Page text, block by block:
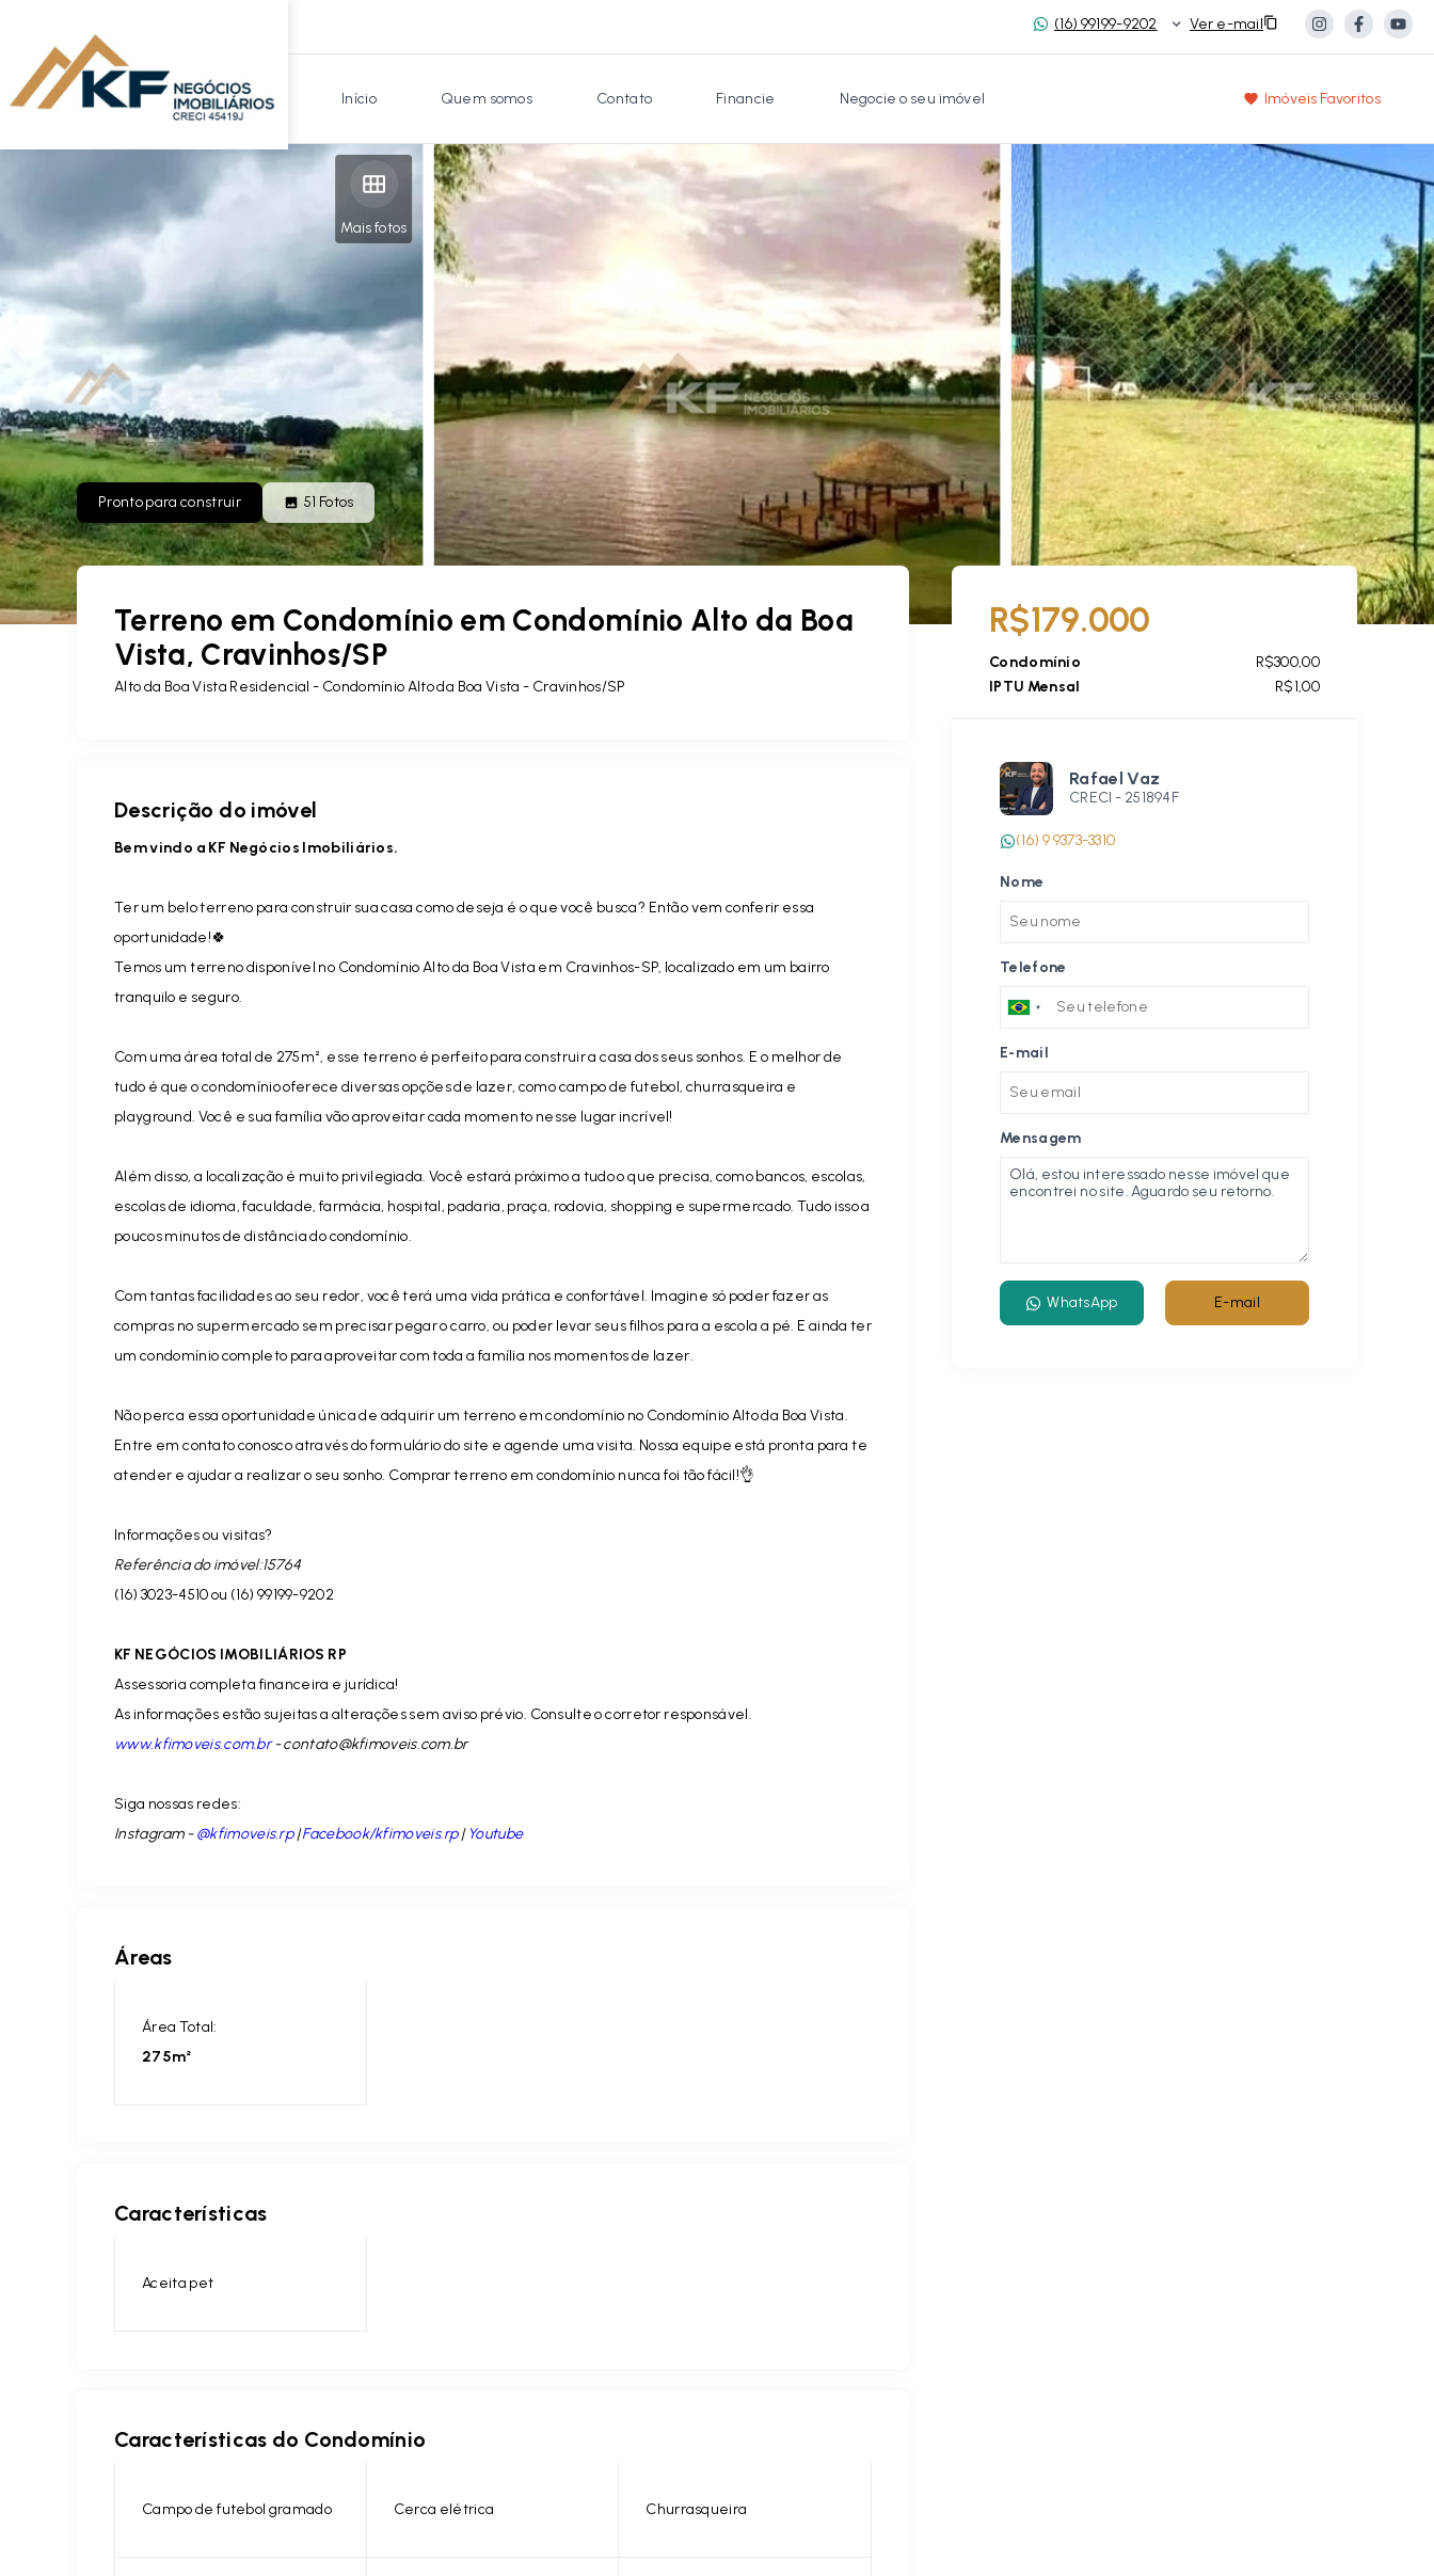
(16) 99199-9202 Ver e-mail
Início Quem somos Contato Financie Negocie o seu imóvel Imóveis Favoritos
Mais fotos
Pronto para construir 51 Fotos
Terreno em Condomínio em Condomínio Alto da Boa
Vista, Cravinhos/SP
Alto da Boa Vista Residencial - Condomínio Alto da Boa Vista - Cravinhos/SP
Descrição do imóvel
Bem vindo a KF Negócios Imobiliários.
Ter um belo terreno para construir sua casa como deseja é o que você busca? Então vem conferir essa
oportunidade!🍀
Temos um terreno disponível no Condomínio Alto da Boa Vista em Cravinhos-SP, localizado em um bairro
tranquilo e seguro.
Com uma área total de 275m², esse terreno é perfeito para construir a casa dos seus sonhos. E o melhor de
tudo é que o condomínio oferece diversas opções de lazer, como campo de futebol, churrasqueira e
playground. Você e sua família vão aproveitar cada momento nesse lugar incrível!
Além disso, a localização é muito privilegiada. Você estará próximo a tudo o que precisa, como bancos, escolas,
escolas de idioma, faculdade, farmácia, hospital, padaria, praça, rodovia, shopping e supermercado. Tudo isso a
poucos minutos de distância do condomínio.
Com tantas facilidades ao seu redor, você terá uma vida prática e confortável. Imagine só poder fazer as
compras no supermercado sem precisar pegar o carro, ou poder levar seus filhos para a escola a pé. E ainda ter
um condomínio completo para aproveitar com toda a família nos momentos de lazer.
Não perca essa oportunidade única de adquirir um terreno em condomínio no Condomínio Alto da Boa Vista.
Entre em contato conosco através do formulário do site e agende uma visita. Nossa equipe está pronta para te
atender e ajudar a realizar o seu sonho. Comprar terreno em condomínio nunca foi tão fácil!👌
Informações ou visitas?
Referência do imóvel:15764
(16) 3023-4510 ou (16) 99199-9202
KF NEGÓCIOS IMOBILIÁRIOS RP
Assessoria completa financeira e jurídica!
As informações estão sujeitas a alterações sem aviso prévio. Consulte o corretor responsável.
www.kfimoveis.com.br-contato@kfimoveis.com.br
Siga nossas redes:
Instagram -@kfimoveis.rp|Facebook/kfimoveis.rp| Youtube
Áreas
Área Total:
275m²
Características
Aceita pet
Características do Condomínio
Campo de futebol gramado Cerca elétrica Churrasqueira
R$179.000
Condomínio
R$300,00
IPTU Mensal
R$1,00
Rafael Vaz
CRECI - 251894F
(16) 9 9373-3310
Nome
Telefone
E-mail
Mensagem
WhatsApp E-mail